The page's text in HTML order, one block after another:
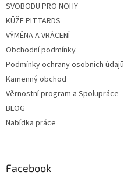
SVOBODU PRO NOHY
KŮŽE PITTARDS
VÝMĚNA A VRÁCENÍ
Obchodní podmínky
Podmínky ochrany osobních údajů
Kamenný obchod
Věrnostní program a Spolupráce
BLOG
Nabídka práce
Facebook